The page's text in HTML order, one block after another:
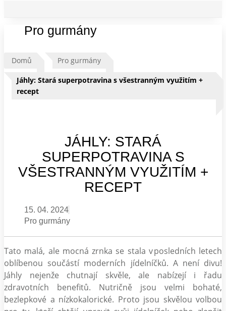
Pro gurmány
Domů Pro gurmány
Jáhly: Stará superpotravina s všestranným využitím +
recept
JÁHLY: STARÁ
SUPERPOTRAVINA S
VŠESTRANNÝM VYUŽITÍM +
RECEPT
15. 04. 2024
Pro gurmány
Tato malá, ale mocná zrnka se stala v posledních letech
oblíbenou součástí moderních jídelníčků. A není divu!
Jáhly nejenže chutnají skvěle, ale nabízejí i řadu
zdravotních benefitů. Nutričně jsou velmi bohaté,
bezlepkové a nízkokalorické. Proto jsou skvělou volbou